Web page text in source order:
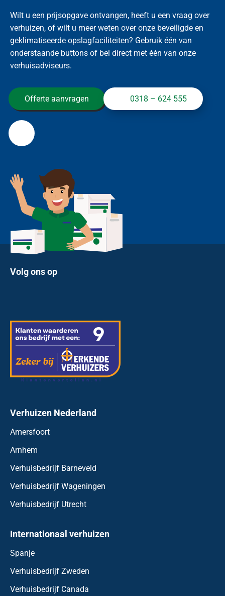
Wilt u een prijsopgave ontvangen, heeft u een vraag over
verhuizen, of wilt u meer weten over onze beveiligde en
geklimatiseerde opslagfaciliteiten? Gebruik één van
onderstaande buttons of bel direct met één van onze
verhuisadviseurs.
Offerte aanvragen 0318 – 624 555
Volg ons op
Verhuizen Nederland
Amersfoort
Arnhem
Verhuisbedrijf Barneveld
Verhuisbedrijf Wageningen
Verhuisbedrijf Utrecht
Internationaal verhuizen
Spanje
Verhuisbedrijf Zweden
Verhuisbedrijf Canada